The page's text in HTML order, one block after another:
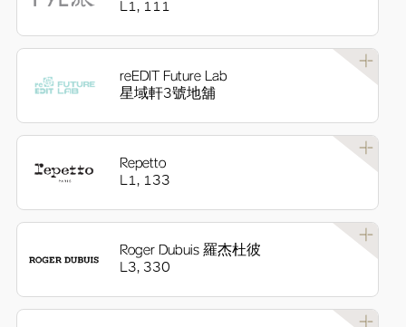
L1, 111
reEDIT Future Lab
星域軒3號地舖
Repetto
L1, 133
Roger Dubuis 羅杰杜彼
L3, 330